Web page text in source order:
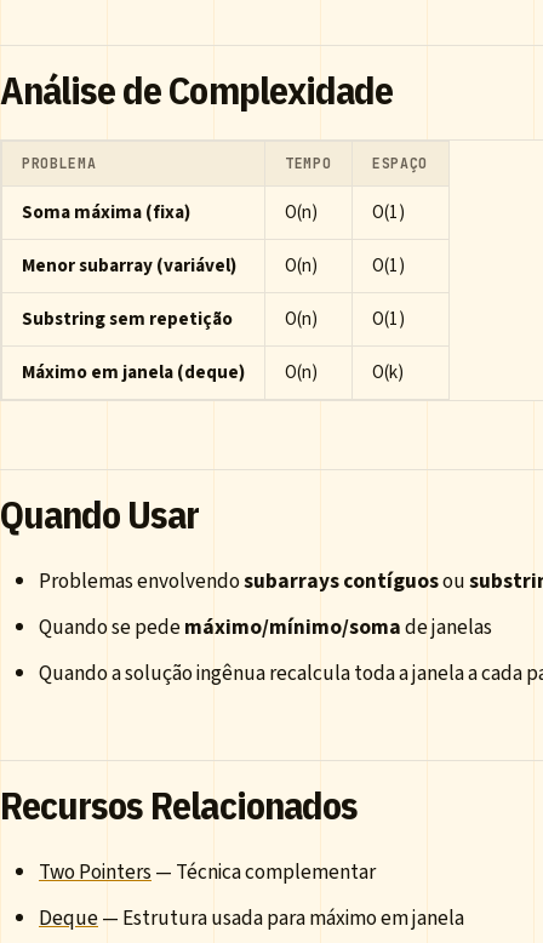
Análise de Complexidade
PROBLEMA TEMPO ESPAÇO
Soma máxima (fixa) O(n)
O(1)
Menor subarray (variável)
O(n)
O(1)
Substring sem repetição
O(n)
O(1)
Máximo em janela (deque)
O(n) O(k)
Quando Usar
Problemas envolvendosubarrays contíguosou
Quando se pedemáximo/mínimo/somade janelas
Quando a solução ingênua recalcula toda a janela a cada
Recursos Relacionados
Two Pointers— Técnica complementar
Deque— Estrutura usada para máximo em janela